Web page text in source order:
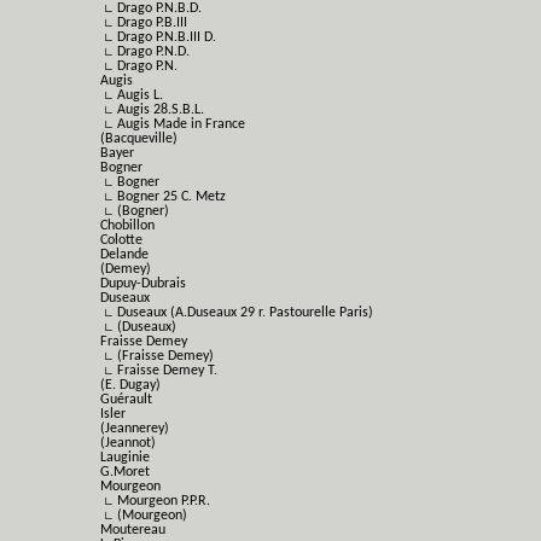
∟ Drago P.N.B.D.
∟ Drago P.B.III
∟ Drago P.N.B.III D.
∟ Drago P.N.D.
∟ Drago P.N.
Augis
∟ Augis L.
∟ Augis 28.S.B.L.
∟ Augis Made in France
(Bacqueville)
Bayer
Bogner
∟ Bogner
∟ Bogner 25 C. Metz
∟ (Bogner)
Chobillon
Colotte
Delande
(Demey)
Dupuy-Dubrais
Duseaux
∟ Duseaux (A.Duseaux 29 r. Pastourelle Paris)
∟ (Duseaux)
Fraisse Demey
∟ (Fraisse Demey)
∟ Fraisse Demey T.
(E. Dugay)
Guérault
Isler
(Jeannerey)
(Jeannot)
Lauginie
G.Moret
Mourgeon
∟ Mourgeon P.P.R.
∟ (Mourgeon)
Moutereau